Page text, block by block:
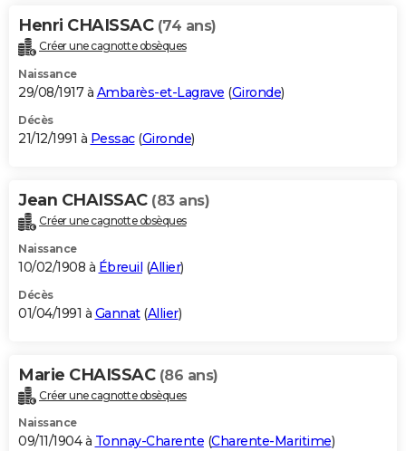
Henri CHAISSAC (74 ans)
Créer une cagnotte obsèques
Naissance
29/08/1917 à Ambarès-et-Lagrave (Gironde)
Décès
21/12/1991 à Pessac(Gironde)
Jean CHAISSAC (83 ans)
Créer une cagnotte obsèques
Naissance
10/02/1908 à Ébreuil (Allier)
Décès
01/04/1991 à Gannat(Allier)
Marie CHAISSAC (86 ans)
Créer une cagnotte obsèques
Naissance
09/11/1904 à Tonnay-Charente (Charente-Maritime)